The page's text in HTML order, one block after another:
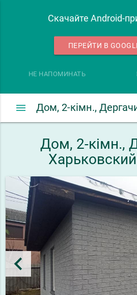
Скачайте Android-
ПЕРЕЙТИ В
НЕ НАПОМИНАТЬ
menu
Дом, 2-кімн.,
keyboard_arrow_left